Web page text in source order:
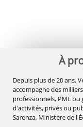
À
Depuis plus de 20 ans,
accompagne des
professionnels, PME
d'activités, privés ou
Sarenza, Ministère de